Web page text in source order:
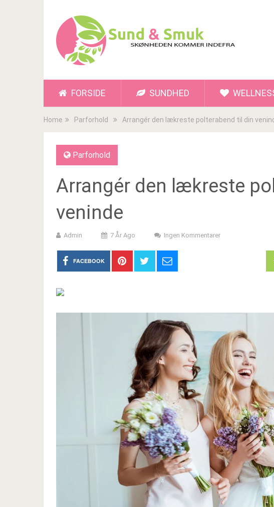
FORSIDE SUNDHED
Home Parforhold Arrangér den lækreste polterabend til din
Parforhold
Arrangér den lækreste
veninde
Admin 7 År Ago Ingen Kommentarer
FACEBOOK